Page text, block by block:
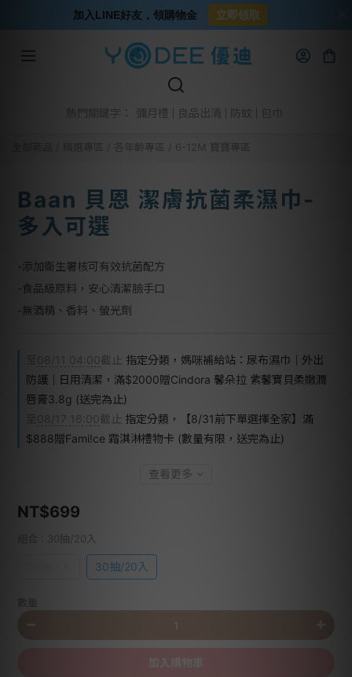
熱門關鍵字： 彌月禮 良品出清 防蚊
各年齡專區 6-12M 寶寶專區
Baan 貝恩 潔膚抗菌柔濕巾-
多入可選
-添加衛生署核可有效抗菌配方
-食品級原料，安心清潔臉手口
-無酒精、香料、螢光劑
08/11 04:00截止 指定分類，媽咪補給站：尿布濕巾｜外出
防護｜日用清潔，滿$2000贈Cindora 馨朵拉 紫馨寶貝柔嫩潤
唇膏3.8g (送完為止)
08/17 16:00截止 指定分類，【8/31前下單選擇全家】滿
$888贈Fami!ce 霜淇淋禮物卡 (數量有限，送完為止)
查看更多
NT$699
: 30抽/20入
30抽/20入
加入LINE好友，領購物金 立即領取